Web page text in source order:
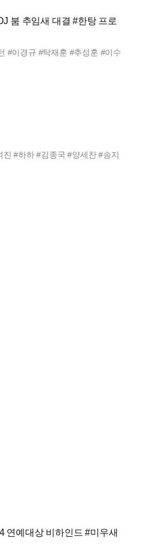
붐 추임새 대결 #한탕 프로
#이경규 #탁재훈 #추성훈 #이수
#하하 #김종국 #양세찬 #송지
진 #강다니엘 #강은비
은 #최다니엘 #미연 #전소연
은 #최다니엘
연예대상 비하인드 #미우새